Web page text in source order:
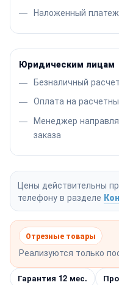
Наложенный
Юридическим лицам
Безналичный
Оплата на
Менеджер
заказа
Цены действительны
телефону в разделе
Отрезные товары
Реализуются только
Гарантия 12 мес.